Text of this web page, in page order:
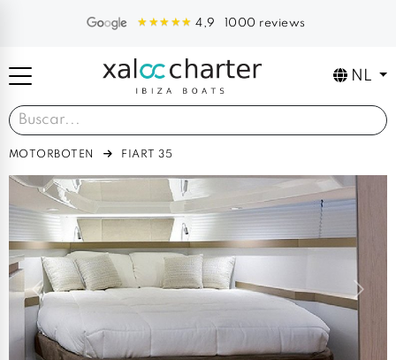
4,9 1000 reviews
NL
MOTORBOTEN FIART 35
Previous Next